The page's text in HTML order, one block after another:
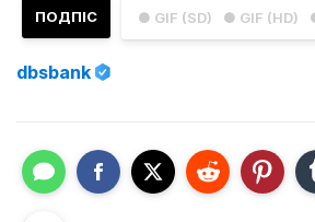
● GIF (SD) ● GIF (HD)
ПОДПІС
dbsbank